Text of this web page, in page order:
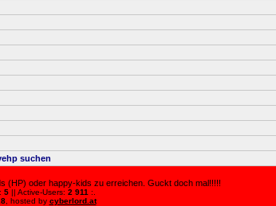
suchen
(HP) oder happy-kids zu erreichen. Guckt doch mal!!!!!
5 || Active-Users: 2 911 :.
, hosted by cyberlord.at